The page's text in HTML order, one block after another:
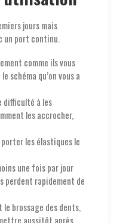
jours mais
un port continu.
comme ils vous
schéma qu’on vous a
difficulté à les
les accrocher,
les élastiques le
une fois par jour
perdent rapidement de
brossage des dents,
aussitôt après.